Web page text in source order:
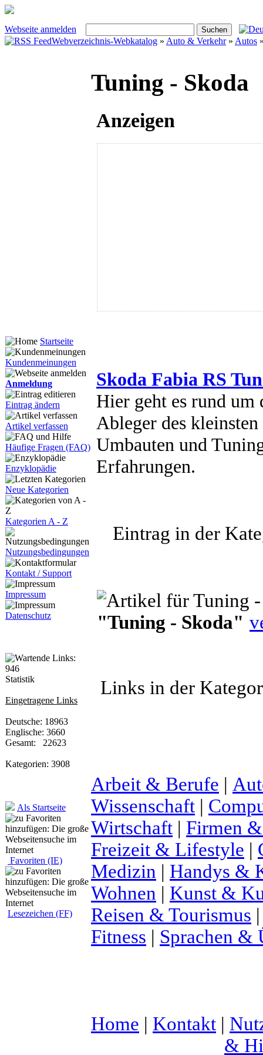
Webseite anmelden
Webverzeichnis-Webkatalog » Auto & Verkehr» Autos
Startseite
Kundenmeinungen
Anmeldung
Eintrag ändern
Artikel verfassen
Häufige Fragen (FAQ)
Enzyklopädie
Neue Kategorien
Kategorien A - Z
Nutzungsbedingungen
Kontakt / Support
Impressum
Datenschutz
Statistik
Eingetragene Links
Deutsche: 18963
Englische: 3660
Gesamt: 22623
Kategorien: 3908
Als Startseite
Favoriten (IE)
Lesezeichen (FF)
Tuning - Skoda
Anzeigen
Skoda Fabia RS
Hier geht es rund um
Ableger des
Umbauten und
Erfahrungen.
Eintrag in der
"Tuning - Skoda"
Links in der
Arbeit & Berufe |
Wissenschaft |
Wirtschaft | Firmen
Freizeit & Lifestyle |
Medizin | Handys &
Wohnen | Kunst &
Reisen & Tourismus
Fitness | Sprachen &
Home | Kontakt |
&